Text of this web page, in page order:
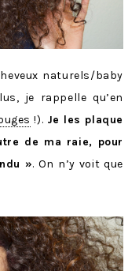
naturels/baby
je rappelle qu’en
!). Je les plaque
de ma raie, pour
». On n’y voit que